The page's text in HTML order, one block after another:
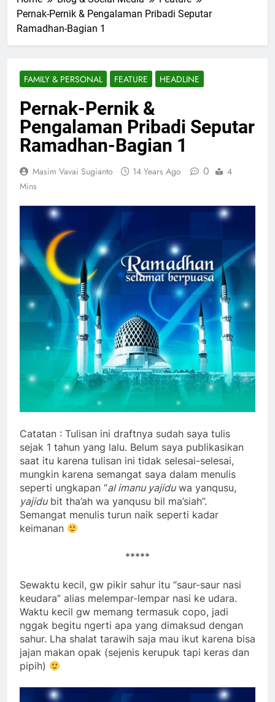
Pernak-Pernik & Pengalaman Pribadi Seputar
Ramadhan-Bagian 1
FAMILY & PERSONAL FEATURE HEADLINE
Pernak-Pernik &
Pengalaman Pribadi Seputar
Ramadhan-Bagian 1
Masim Vavai Sugianto 14 Years Ago 0
4
Mins
Catatan : Tulisan ini draftnya sudah saya tulis
sejak 1 tahun yang lalu. Belum saya publikasikan
saat itu karena tulisan ini tidak selesai-selesai,
mungkin karena semangat saya dalam menulis
seperti ungkapan “al imanu yajiduwa yanqusu,
yajidubit tha’ah wa yanqusu bil ma’siah”.
Semangat menulis turun naik seperti kadar
keimanan
*****
Sewaktu kecil, gw pikir sahur itu “saur-saur nasi
keudara” alias melempar-lempar nasi ke udara.
Waktu kecil gw memang termasuk copo, jadi
nggak begitu ngerti apa yang dimaksud dengan
sahur. Lha shalat tarawih saja mau ikut karena bisa
jajan makan opak (sejenis kerupuk tapi keras dan
pipih)